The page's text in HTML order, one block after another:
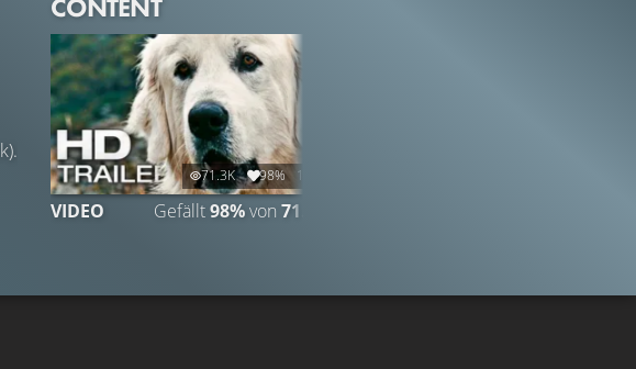
71.3K 98% 1:20
VIDEO Gefällt98%von 71.315